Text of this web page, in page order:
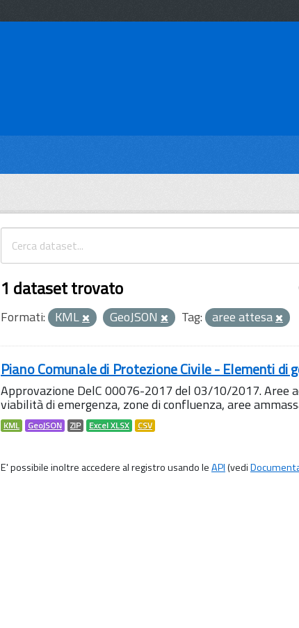
1 dataset trovato
Formati: KML GeoJSON Tag: aree attesa
Piano Comunale di Protezione Civile - Elementi di
Approvazione DelC 00076-2017 del 03/10/2017. Aree
viabilità di emergenza, zone di confluenza, aree
KML GeoJSON ZIP Excel XLSX CSV
E' possibile inoltre accedere al registro usando leAPI(vedi